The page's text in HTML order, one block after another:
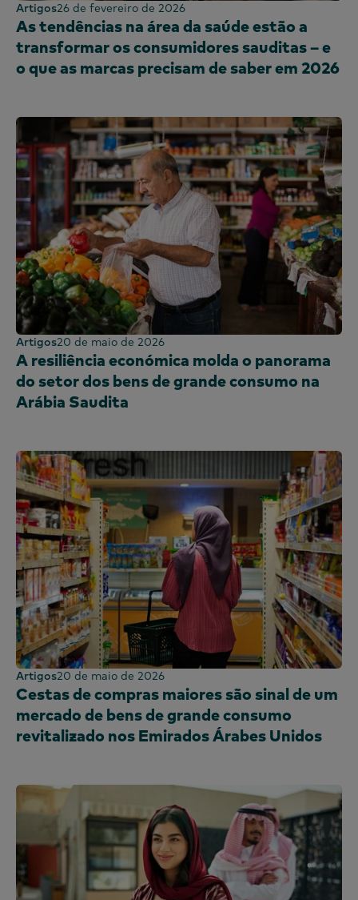
Artigos26 de fevereiro de 2026
As tendências na área da saúde estão a
transformar os consumidores sauditas – e
o que as marcas precisam de saber em 2026
Artigos20 de maio de 2026
A resiliência económica molda o panorama
do setor dos bens de grande consumo na
Arábia Saudita
Artigos20 de maio de 2026
Cestas de compras maiores são sinal de um
mercado de bens de grande consumo
revitalizado nos Emirados Árabes Unidos